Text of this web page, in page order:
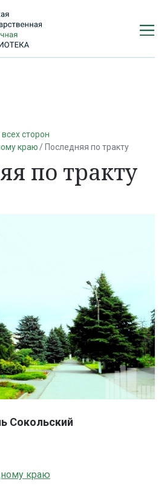
сторон
краю
Последняя по тракту
по тракту
Сокольский
краю